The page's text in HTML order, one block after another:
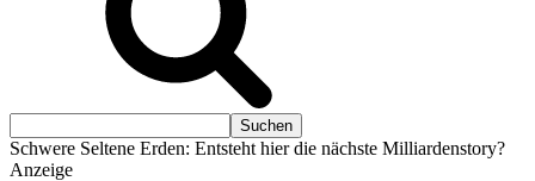
Schwere Seltene Erden: Entsteht hier die nächste Milliardenstory?
Anzeige